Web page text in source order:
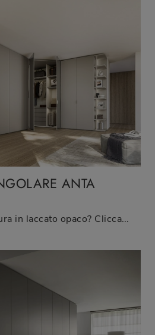
ANTA
Cerchi un'armadiatura in laccato opaco? Clicca e scopri armadi ad angolo con ante battenti di Sangiacomo.